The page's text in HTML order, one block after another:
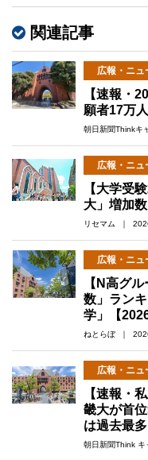
関連記事
広報・ニュ
【速報・
願者17万
朝日新聞Think
広報・ニュ
【大学受
大」増加
リセマム ｜
広報・ニュ
【N高グ
数」ラン
学」【
ねとらぼ ｜
広報・ニュ
【速報・
畿大が首
は過去最多
朝日新聞Think